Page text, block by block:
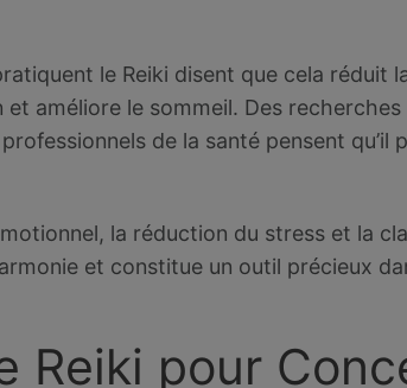
le Reiki disent que cela réduit
et améliore le sommeil. Des
de la santé pensent
la réduction du stress et la
et constitue un outil précieux
Reiki pour